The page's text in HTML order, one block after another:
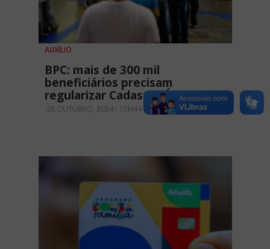
AUXÍLIO
BPC: mais de 300 mil
beneficiários precisam
regularizar Cadastro Único
28 OUTUBRO, 2024 - 15H44